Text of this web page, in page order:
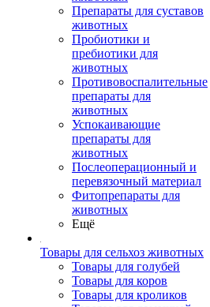
Препараты для суставов
животных
Пробиотики и
пребиотики для
животных
Противовоспалительные
препараты для
животных
Успокаивающие
препараты для
животных
Послеоперационный и
перевязочный материал
Фитопрепараты для
животных
Ещё
Товары для сельхоз животных
Товары для голубей
Товары для коров
Товары для кроликов